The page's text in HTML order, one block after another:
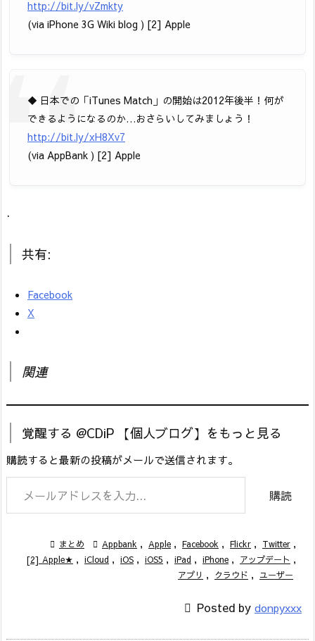
http://bit.ly/vZmkty
(via iPhone 3G Wiki blog ) [2] Apple
◆ 日本での「iTunes Match」の開始は2012年後半！何が
できるようになるのか…おさらいしてみましょう！
http://bit.ly/xH8Xv7
(via AppBank ) [2] Apple
.
共有:
Facebook
X
関連
覚醒する @CDiP 【個人ブログ】をもっと見る
購読すると最新の投稿がメールで送信されます。
メールアドレスを入力...
購読
 まとめ  Appbank , Apple , Facebook , Flickr , Twitter ,
[2] Apple★ , iCloud , iOS , iOS5 , iPad , iPhone , アップデート ,
アプリ , クラウド , ユーザー
 Posted by donpyxxx